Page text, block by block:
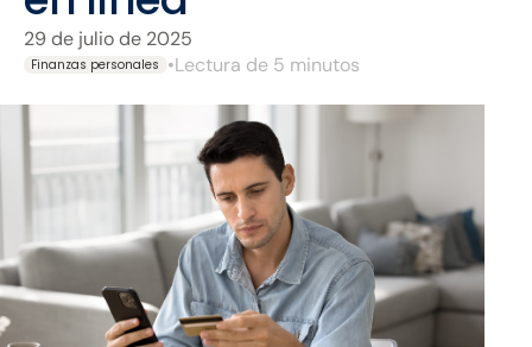
29 de julio de 2025
Finanzas personales •Lectura de 5 minutos